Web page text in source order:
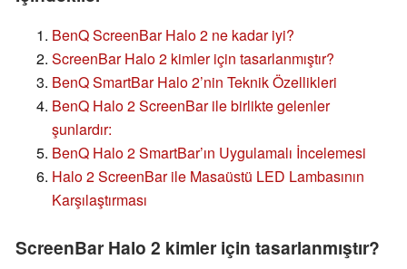
BenQ ScreenBar Halo 2 ne kadar iyi?
ScreenBar Halo 2 kimler için tasarlanmıştır?
BenQ SmartBar Halo 2’nin Teknik Özellikleri
BenQ Halo 2 ScreenBar ile birlikte gelenler
şunlardır:
BenQ Halo 2 SmartBar’ın Uygulamalı İncelemesi
Halo 2 ScreenBar ile Masaüstü LED Lambasının
Karşılaştırması
ScreenBar Halo 2 kimler için tasarlanmıştır?